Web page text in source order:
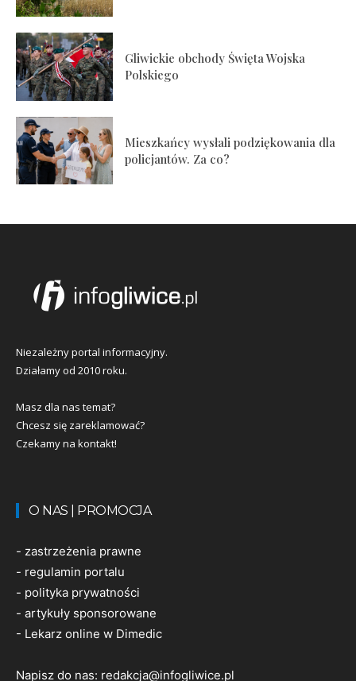
Gliwickie obchody Święta Wojska
Polskiego
Mieszkańcy wysłali podziękowania dla
policjantów. Za co?
Niezależny portal informacyjny.
Działamy od 2010 roku.
Masz dla nas temat?
Chcesz się zareklamować?
Czekamy na kontakt!
O NAS | PROMOCJA
- zastrzeżenia prawne
- regulamin portalu
- polityka prywatności
- artykuły sponsorowane
- Lekarz online w Dimedic
Napisz do nas: redakcja@infogliwice.pl